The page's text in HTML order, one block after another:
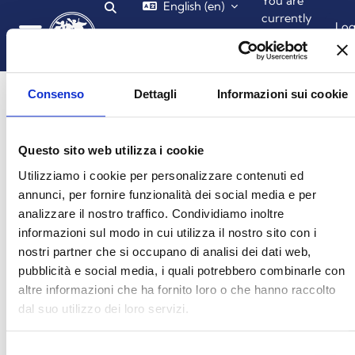
Consenso Dettagli Informazioni sui cookie
Questo sito web utilizza i cookie
Utilizziamo i cookie per personalizzare contenuti ed
annunci, per fornire funzionalità dei social media e per
analizzare il nostro traffico. Condividiamo inoltre
informazioni sul modo in cui utilizza il nostro sito con i
nostri partner che si occupano di analisi dei dati web,
pubblicità e social media, i quali potrebbero combinarle con
altre informazioni che ha fornito loro o che hanno raccolto
dal suo utilizzo dei loro servizi.
Skip to main content Toggle search input
English ‎(en)‎
currently
guest
access
in
Login required
Guests cannot access user profiles. Log in with a full
Cancel Continue